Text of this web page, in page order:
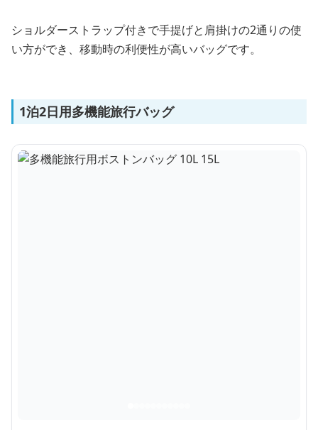
ショルダーストラップ付きで手提げと肩掛けの2通りの使
い方ができ、移動時の利便性が高いバッグです。
1泊2日用多機能旅行バッグ